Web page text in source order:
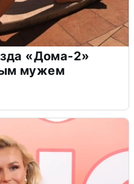
«Дома-2»
мужем